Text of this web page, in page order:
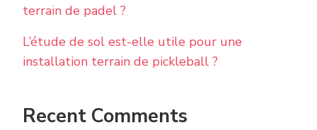
terrain de padel ?
L’étude de sol est-elle utile pour une
installation terrain de pickleball ?
Recent Comments